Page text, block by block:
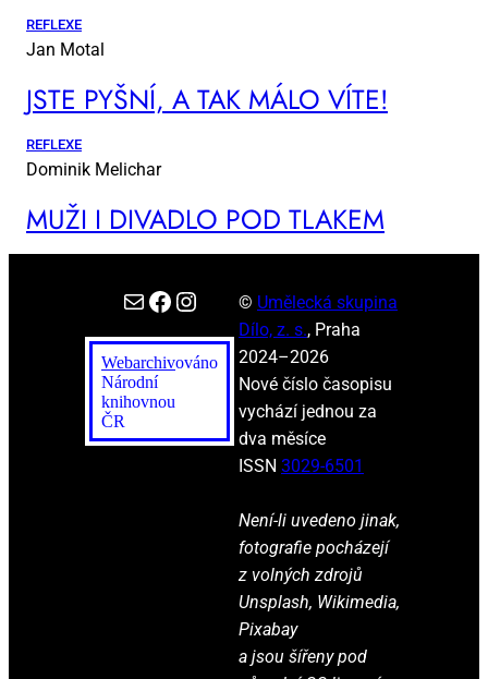
REFLEXE
Jan Motal
JSTE PYŠ­NÍ, A TAK MÁ­LO VÍ­TE!
REFLEXE
Dominik Melichar
MUŽI I DI­VA­DLO POD TLA­KEM
E-mail Facebook Instagram
Webarchivováno
Národní
knihovnou
ČR
© Umělecká skupina
Dílo, z. s., Praha
2024–2026
Nové číslo časopisu
vychází jednou za
dva měsíce
ISSN 3029-6501
Není-li uvedeno jinak,
fotografie pocházejí
z volných zdrojů
Unsplash, Wikimedia,
Pixabay
a jsou šířeny pod